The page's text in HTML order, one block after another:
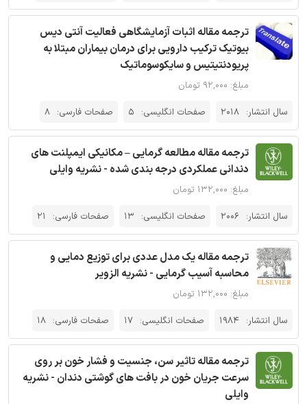
ترجمه مقاله اثبات آزمایشگاهی فعالیت آنتی دیس
بیوتیک ترکیب دارویی برای درمان بیماران مبتلا به
پریودنتیتیس و سایکوسوماتیک
مبلغ: ۹۲,۰۰۰ تومان
سال انتشار: 2018 صفحات انگلیسی: 5 صفحات فارسی: 8
ترجمه مقاله مطالعه گرمایی – مکانیکی ایمپلنت های
دندانی عملکردی درجه بندی شده - نشریه وایلی
مبلغ: ۱۳۲,۰۰۰ تومان
سال انتشار: 2006 صفحات انگلیسی: 13 صفحات فارسی: 21
ترجمه مقاله یک مدل عددی برای توزیع دمایی و
محاسبه آسیب گرمایی - نشریه الزویر
مبلغ: ۱۳۲,۰۰۰ تومان
سال انتشار: 1984 صفحات انگلیسی: 17 صفحات فارسی: 18
ترجمه مقاله تاثیر سن، جنسیت و فشار خون بر روی
سرعت جریان خون در بافت های گوشتی دندان - نشریه
وایلی